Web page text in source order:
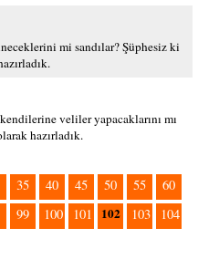
mi sandılar? Şüphesiz ki
veliler yapacaklarını mı
hazırladık.
35 40 45 50 55
60
99 100 101 102 103
104